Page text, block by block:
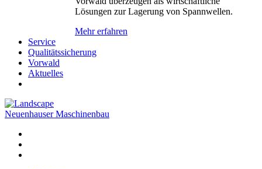
Lösungen zur Lagerung von Spannwellen.
Mehr erfahren
Service
Qualitätssicherung
Vorwald
Aktuelles
Neuenhauser Maschinenbau